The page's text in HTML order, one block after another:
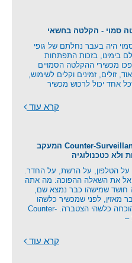
סמוי - הקלטה בחשאי
היה בעבר נחלתם של גופי
בימינו, בזכות התפתחות
מכשירי ההקלטה הסמויים
זולים, זמינים וקלים לשימוש,
אחד יכול לרכוש מכשיר
קרא עוד
פרק 21 - Counter-Surveillance המעקב
ולא כטכנולוגיה
הטלפון, על הרשת, על החדר.
את השאלה ההפוכה: מה אתה
שמישהו כבר נמצא שם,
מאזין, לפני שמכשיר כלשהו
זוהה ולפני שהוכחה כלשהי הצטברה. Counter-
קרא עוד